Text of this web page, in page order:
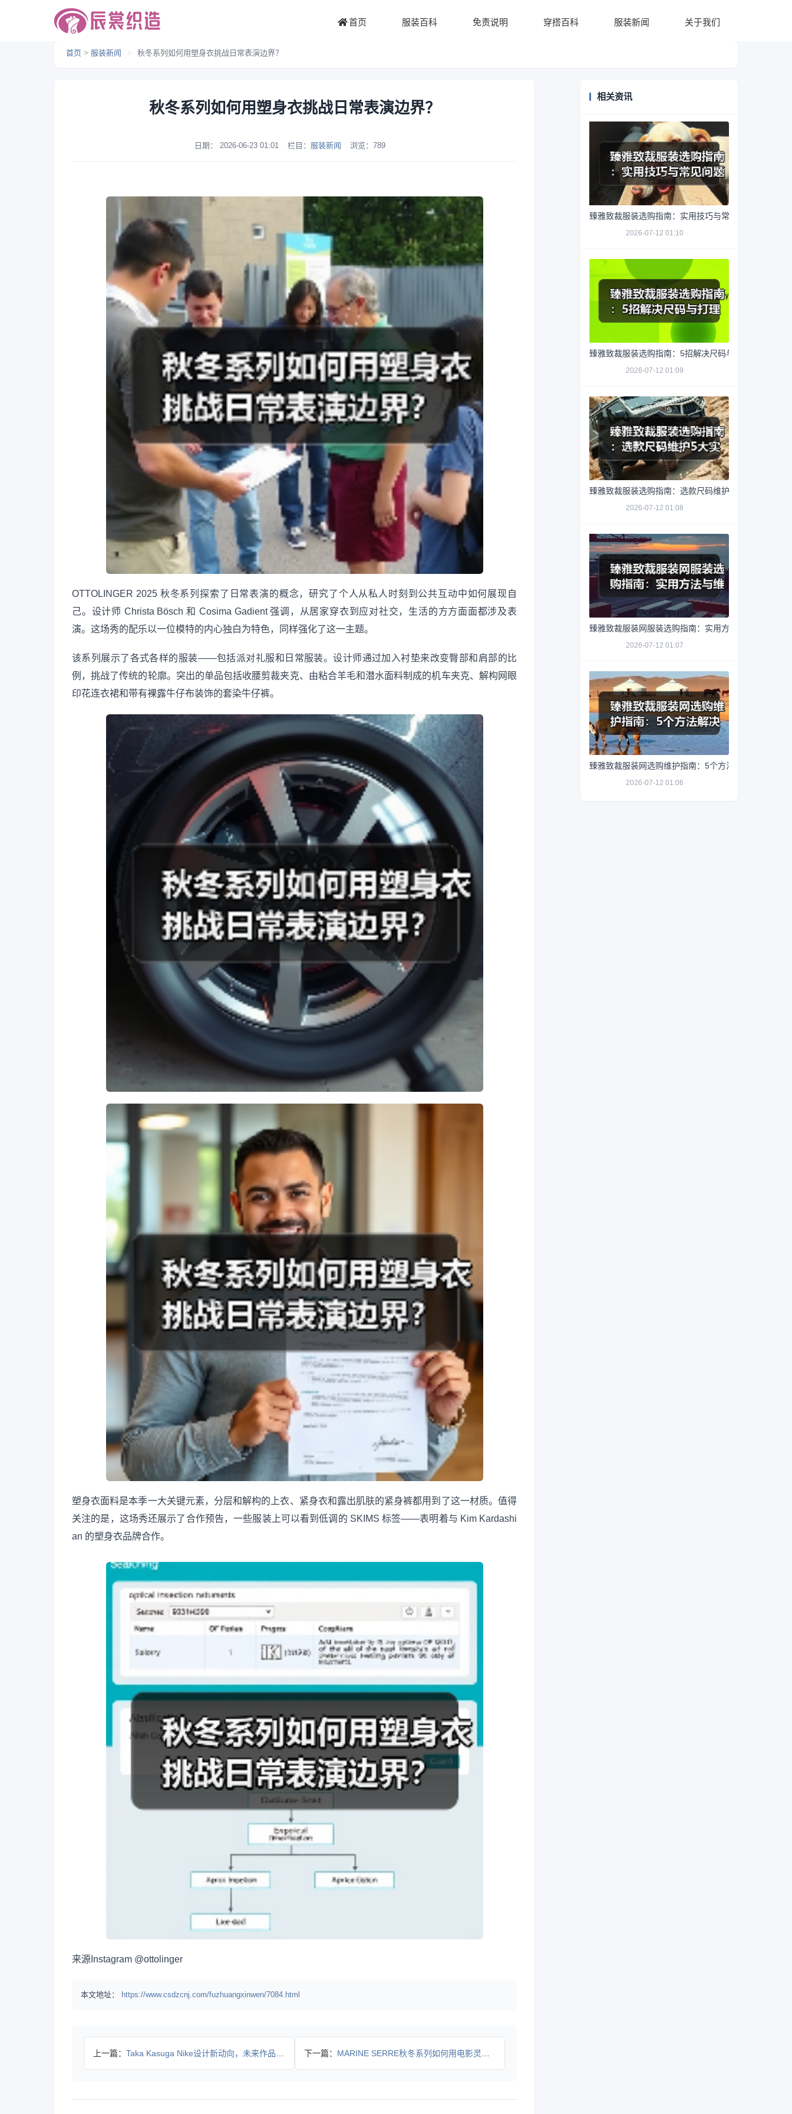
首页 服装百科 免责说明 穿搭百科 服装新闻 关于我们
首页 > 服装新闻 > 秋冬系列如何用塑身衣挑战日常表演边界？
秋冬系列如何用塑身衣挑战日常表演边界？
日期： 2026-06-23 01:01 栏目： 服装新闻 浏览： 789
OTTOLINGER 2025 秋冬系列探索了日常表演的概念，研究了个人从私人时刻到公共互动中如何展现自
己。设计师 Christa Bösch 和 Cosima Gadient 强调，从居家穿衣到应对社交，生活的方方面面都涉及表
演。这场秀的配乐以一位模特的内心独白为特色，同样强化了这一主题。
该系列展示了各式各样的服装——包括派对礼服和日常服装。设计师通过加入衬垫来改变臀部和肩部的比
例，挑战了传统的轮廓。突出的单品包括收腰剪裁夹克、由粘合羊毛和潜水面料制成的机车夹克、解构网眼
印花连衣裙和带有裸露牛仔布装饰的套染牛仔裤。
塑身衣面料是本季一大关键元素，分层和解构的上衣、紧身衣和露出肌肤的紧身裤都用到了这一材质。值得
关注的是，这场秀还展示了合作预告，一些服装上可以看到低调的 SKIMS 标签——表明着与 Kim Kardashi
an 的塑身衣品牌合作。
来源 Instagram @ottolinger
本文地址： https://www.csdzcnj.com/fuzhuangxinwen/7084.html
上一篇： Taka Kasuga Nike设计新动向，未来作品引期待 下一篇： MARINE SERRE秋冬系列如何用电影灵感挑战传统时尚？
相关资讯
臻雅致裁服装选购指南：实用技巧与常见问题解析
2026-07-12 01:10
臻雅致裁服装选购指南：5招解决尺码与打理难题
2026-07-12 01:09
臻雅致裁服装选购指南：选款尺码维护5大实用方法
2026-07-12 01:08
臻雅致裁服装网服装选购指南：实用方法与维护技巧
2026-07-12 01:07
臻雅致裁服装网选购维护指南：5个方法解决网购踩坑
2026-07-12 01:06